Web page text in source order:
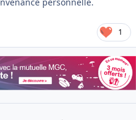
personnelle.
1